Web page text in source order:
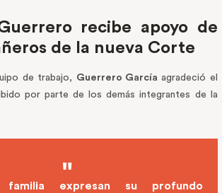
recibe apoyo de
de la nueva Corte
de trabajo, Guerrero García agradeció el
por parte de los demás integrantes de la
expresan su profundo